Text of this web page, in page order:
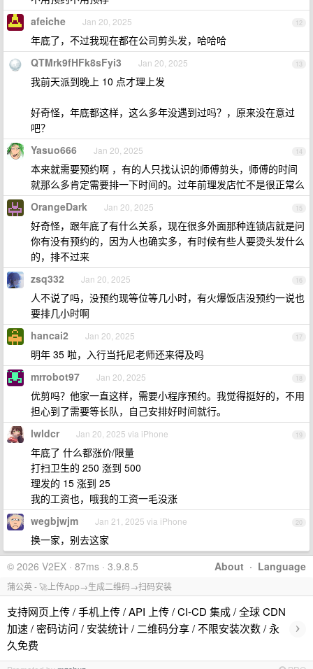
12
afeiche Jan 20, 2025
年底了，不过我现在都在公司剪头发，哈哈哈
13
QTMrk9fHFk8sFyi3 Jan 20, 2025
我前天派到晚上 10 点才理上发
好奇怪，年底都这样，这么多年没遇到过吗？，原来没在意过
吧？
14
Yasuo666 Jan 20, 2025
本来就需要预约啊 ，有的人只找认识的师傅剪头，师傅的时间
就那么多肯定需要排一下时间的。过年前理发店忙不是很正常么
15
OrangeDark Jan 20, 2025
好奇怪，跟年底了有什么关系，现在很多外面那种连锁店就是问
你有没有预约的，因为人也确实多，有时候有些人要烫头发什么
的，排不过来
16
zsq332 Jan 20, 2025
人不说了吗，没预约现等位等几小时，有火爆饭店没预约一说也
要排几小时啊
17
hancai2 Jan 20, 2025
明年 35 啦，入行当托尼老师还来得及吗
18
mrrobot97 Jan 20, 2025
优剪吗？他家一直这样，需要小程序预约。我觉得挺好的，不用
担心到了需要等长队，自己安排好时间就行。
19
lwldcr Jan 20, 2025 via iPhone
年底了 什么都涨价/限量
打扫卫生的 250 涨到 500
理发的 15 涨到 25
我的工资也，哦我的工资一毛没涨
20
wegbjwjm Jan 21, 2025 via iPhone
换一家，别去这家
About · Language
© 2026 V2EX · 87ms · 3.9.8.5
蒲公英 - 🚀上传App→生成二维码→扫码安装
支持网页上传 / 手机上传 / API 上传 / CI-CD 集成 / 全球 CDN
加速 / 密码访问 / 安装统计 / 二维码分享 / 不限安装次数 / 永
久免费
›